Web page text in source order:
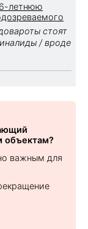
летнюю
стоят
/ вроде
объектам?
важным для